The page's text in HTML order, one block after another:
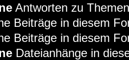
Antworten zu
Beiträge in diesem
Beiträge in diesem
Dateianhänge in